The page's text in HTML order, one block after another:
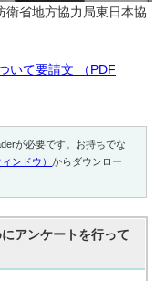
衛省地方協力局東日本協
いて要請文 （PDF
が必要です。お持ちでな
ンドウ）からダウンロー
アンケートを行って